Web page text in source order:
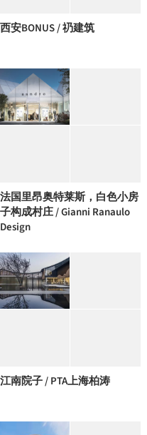
西安BONUS / 礽建筑
法国里昂奥特莱斯，白色小房
子构成村庄 / Gianni Ranaulo
Design
江南院子 / PTA上海柏涛